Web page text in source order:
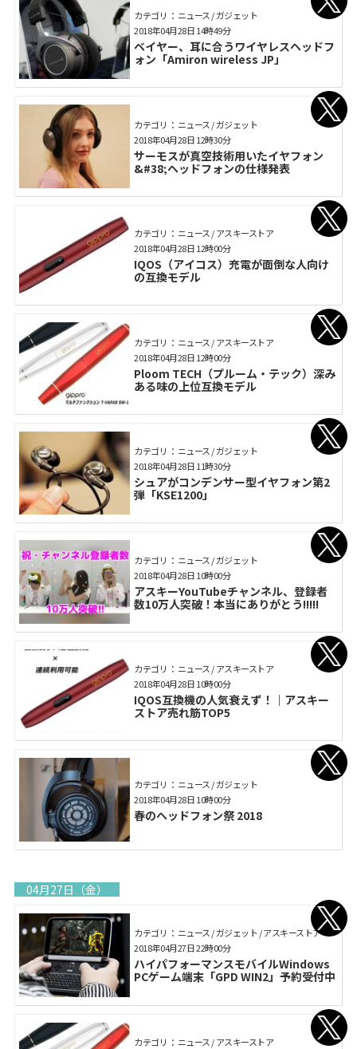
カテゴリ： ニュース / ガジェット
ベイヤー、耳に合うワイヤレスヘッドフ
ォン「Amiron wireless JP」
2018年04月28日 14時49分
カテゴリ： ニュース / ガジェット
サーモスが真空技術用いたイヤフォン
&#38;ヘッドフォンの仕様発表
2018年04月28日 12時30分
カテゴリ： ニュース / アスキーストア
IQOS（アイコス）充電が面倒な人向け
の互換モデル
2018年04月28日 12時00分
カテゴリ： ニュース / アスキーストア
Ploom TECH（プルーム・テック）深み
ある味の上位互換モデル
2018年04月28日 12時00分
カテゴリ： ニュース / ガジェット
シュアがコンデンサー型イヤフォン第2
弾「KSE1200」
2018年04月28日 11時30分
カテゴリ： ニュース / ガジェット
アスキーYouTubeチャンネル、登録者
数10万人突破！本当にありがとう!!!!!
2018年04月28日 10時00分
カテゴリ： ニュース / アスキーストア
IQOS互換機の人気衰えず！｜アスキー
ストア売れ筋TOP5
2018年04月28日 10時00分
カテゴリ： ニュース / ガジェット
春のヘッドフォン祭 2018
2018年04月28日 10時00分
04月27日（金）
カテゴリ： ニュース / ガジェット / アスキーストア
ハイパフォーマンスモバイルWindows
PCゲーム端末「GPD WIN2」予約受付中
2018年04月27日 22時00分
カテゴリ： ニュース / アスキーストア